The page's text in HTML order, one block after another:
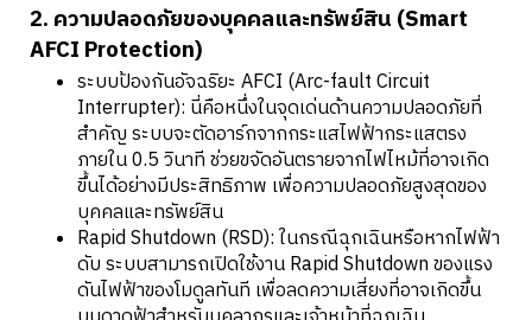
2. ความปลอดภัยของบุคคลและทรัพย์สิน (Smart
AFCI Protection)
ระบบป้องกันอัจฉริยะ AFCI (Arc-fault Circuit
Interrupter): นี่คือหนึ่งในจุดเด่นด้านความปลอดภัยที่
สำคัญ ระบบจะตัดอาร์กจากกระแสไฟฟ้ากระแสตรง
ภายใน 0.5 วินาที ช่วยขจัดอันตรายจากไฟไหม้ที่อาจเกิด
ขึ้นได้อย่างมีประสิทธิภาพ เพื่อความปลอดภัยสูงสุดของ
บุคคลและทรัพย์สิน
Rapid Shutdown (RSD): ในกรณีฉุกเฉินหรือหากไฟฟ้า
ดับ ระบบสามารถเปิดใช้งาน Rapid Shutdown ของแรง
ดันไฟฟ้าของโมดูลทันที เพื่อลดความเสี่ยงที่อาจเกิดขึ้น